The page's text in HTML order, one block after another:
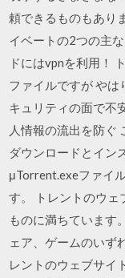
頼できるものもあり
イベートの2つの主
ドにはvpnを利用！
ファイルですが やは
キュリティの面で不
人情報の流出を防ぐ
ダウンロードとイン
μTorrent.exeファイ
す。 トレントのウェ
ものに満ちています
ェア、ゲームのいず
レントのウェブサイ